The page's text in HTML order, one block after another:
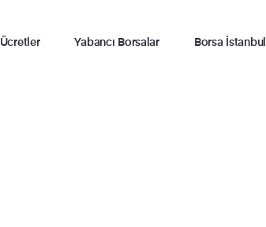
Ücretler Yabancı Borsalar Borsa İstanbul